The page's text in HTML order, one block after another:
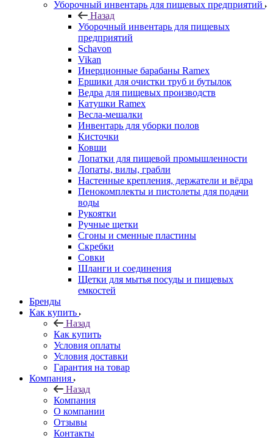
Уборочный инвентарь для пищевых предприятий
Назад
Уборочный инвентарь для пищевых
предприятий
Schavon
Vikan
Инерционные барабаны Ramex
Ершики для очистки труб и бутылок
Ведра для пищевых производств
Катушки Ramex
Весла-мешалки
Инвентарь для уборки полов
Кисточки
Ковши
Лопатки для пищевой промышленности
Лопаты, вилы, грабли
Настенные крепления, держатели и вёдра
Пенокомплекты и пистолеты для подачи
воды
Рукоятки
Ручные щетки
Сгоны и сменные пластины
Скребки
Совки
Шланги и соединения
Щетки для мытья посуды и пищевых
емкостей
Бренды
Как купить
Назад
Как купить
Условия оплаты
Условия доставки
Гарантия на товар
Компания
Назад
Компания
О компании
Отзывы
Контакты